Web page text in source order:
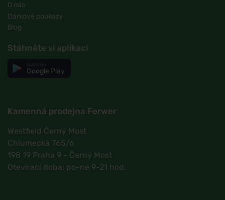
O nás
Dárkové poukazy
Blog
Stáhněte si aplikaci
Google Play
Kamenná prodejna Ferwer
Westfield Černý Most
Chlumecká 765/6
198 19 Praha 9 - Černý Most
Otevírací doba: po-ne 9-21 hod.